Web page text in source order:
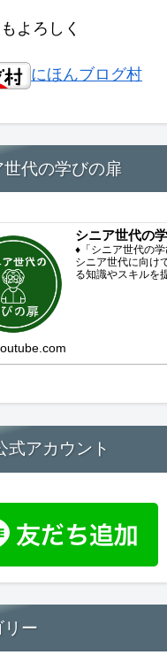
よろしく
にほんブログ村
世代の学びの扉
シニア世代の
♦「シニア世代の学
シニア世代に向け
る知識やスキルを
式アカウント
リー